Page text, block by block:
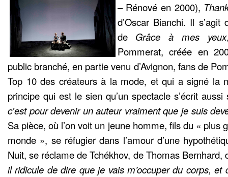
– Rénové en 2000),
d’Oscar Bianchi. Il s’agit
de Grâce à mes yeux
Pommerat, créée en
public branché, en partie venu d’Avignon, fans de
Top 10 des créateurs à la mode, et qui a signé la
principe qui est le sien qu’un spectacle s’écrit
c'est pour devenir un auteur vraiment que je suis
Sa pièce, où l’on voit un jeune homme, fils du « plus
monde », se réfugier dans l’amour d’une
Nuit, se réclame de Tchékhov, de Thomas Bernhard,
il ridicule de dire que je vais m’occuper du corps, et